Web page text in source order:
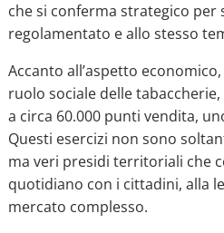
che si conferma strategico
regolamentato e allo stesso
Accanto all’aspetto
ruolo sociale delle
a circa 60.000 punti vendita,
Questi esercizi non sono
ma veri presidi territoriali che
quotidiano con i cittadini, alla
mercato complesso.